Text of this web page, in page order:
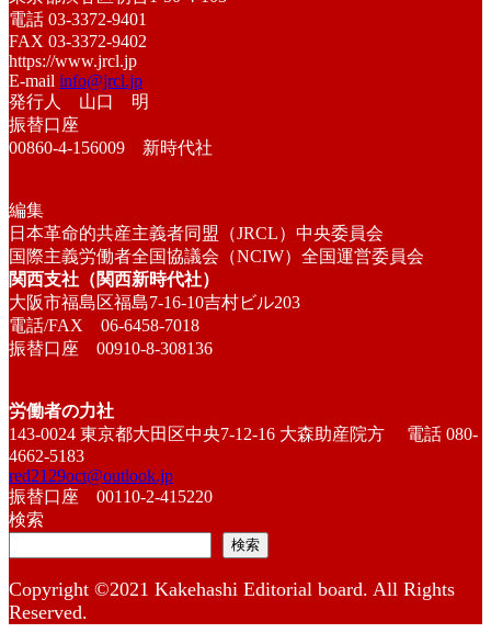
電話 03-3372-9401
FAX 03-3372-9402
https://www.jrcl.jp
E-mail info@jrcl.jp
発行人 山口 明
振替口座
00860-4-156009 新時代社
編集
日本革命的共産主義者同盟（JRCL）中央委員会
国際主義労働者全国協議会（NCIW）全国運営委員会
関西支社（関西新時代社）
大阪市福島区福島7-16-10吉村ビル203
電話/FAX 06-6458-7018
振替口座 00910-8-308136
労働者の力社
143-0024 東京都大田区中央7-12-16 大森助産院方 電話 080-
4662-5183
red2129oct@outlook.jp
振替口座 00110-2-415220
検索
検索
Copyright ©2021 Kakehashi Editorial board. All Rights
Reserved.